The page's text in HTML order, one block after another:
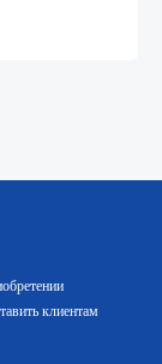
клиентам